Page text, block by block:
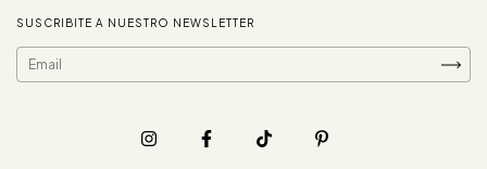
SUSCRIBITE A NUESTRO NEWSLETTER